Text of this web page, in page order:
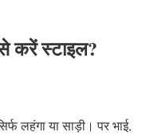
करें स्टाइल?
लहंगा या साड़ी। पर भाई,